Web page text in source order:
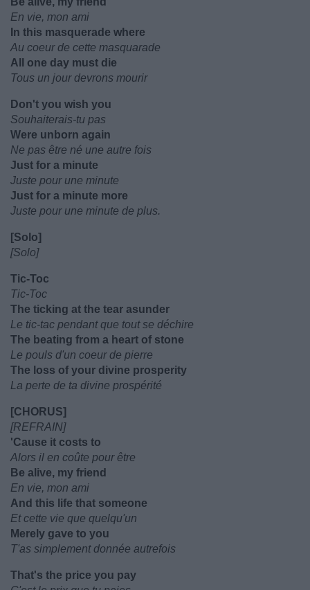
En vie, mon ami
In this masquerade where
Au coeur de cette masquarade
All one day must die
Tous un jour devrons mourir
Don't you wish you
Souhaiterais-tu pas
Were unborn again
Ne pas être né une autre fois
Just for a minute
Juste pour une minute
Just for a minute more
Juste pour une minute de plus.
[Solo]
[Solo]
Tic-Toc
Tic-Toc
The ticking at the tear asunder
Le tic-tac pendant que tout se déchire
The beating from a heart of stone
Le pouls d'un coeur de pierre
The loss of your divine prosperity
La perte de ta divine prospérité
[CHORUS]
[REFRAIN]
'Cause it costs to
Alors il en coûte pour être
Be alive, my friend
En vie, mon ami
And this life that someone
Et cette vie que quelqu'un
Merely gave to you
T'as simplement donnée autrefois
That's the price you pay